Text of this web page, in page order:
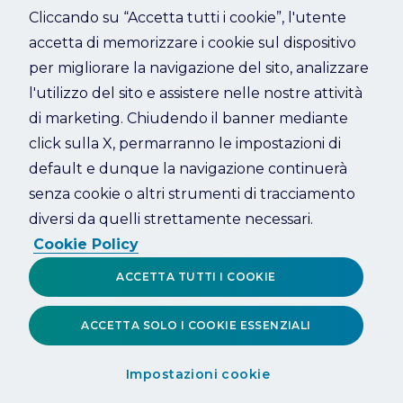
Refresh
Cliccando su “Accetta tutti i cookie”, l'utente
accetta di memorizzare i cookie sul dispositivo
per migliorare la navigazione del sito, analizzare
l'utilizzo del sito e assistere nelle nostre attività
di marketing. Chiudendo il banner mediante
click sulla X, permarranno le impostazioni di
default e dunque la navigazione continuerà
senza cookie o altri strumenti di tracciamento
diversi da quelli strettamente necessari.
Cookie Policy
Impostazioni cookie
ACCETTA SOLO I COOKIE ESSENZIALI
ACCETTA TUTTI I COOKIE